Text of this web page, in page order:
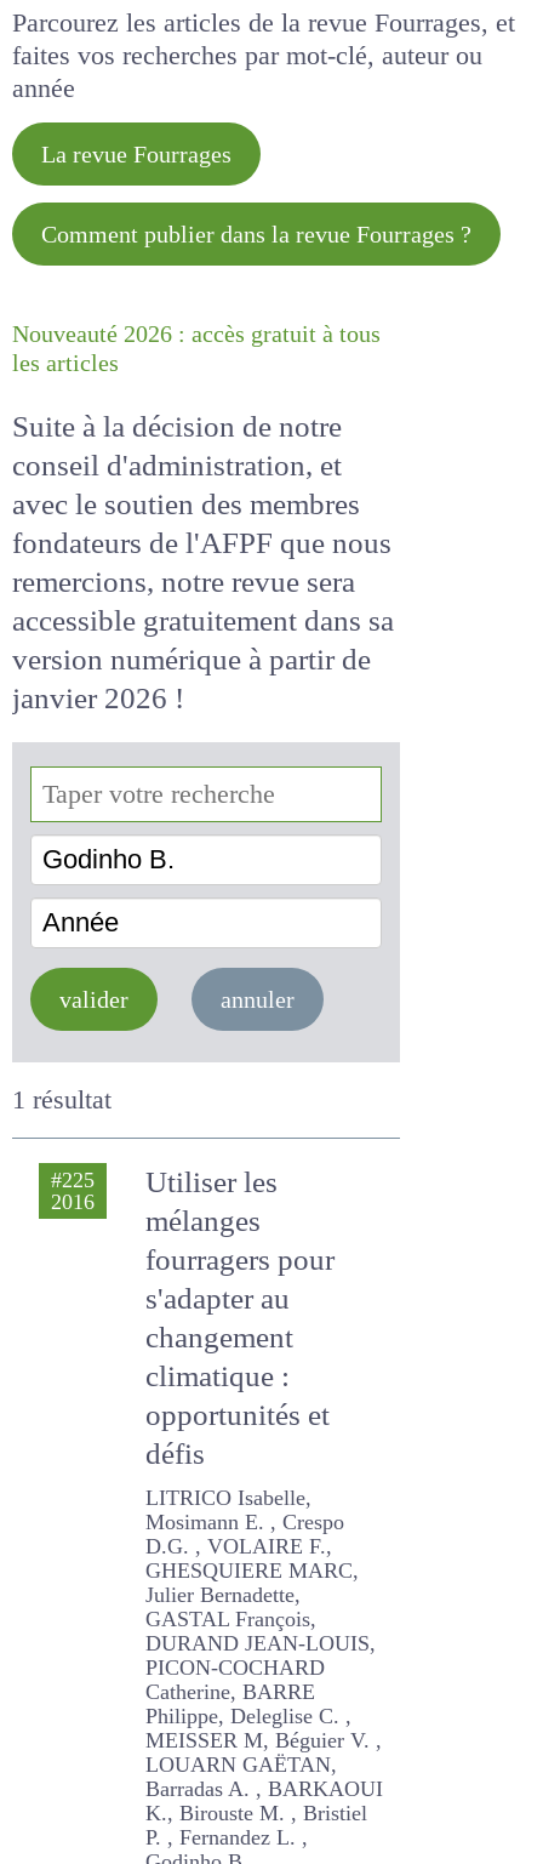
Parcourez les articles de la revue Fourrages, et
faites vos recherches par mot-clé, auteur ou
année
La revue Fourrages
Comment publier dans la revue
Nouveauté 2026 : accès gratuit à
Suite à la décision de notre
conseil d'administration, et
avec le soutien des membres
fondateurs de l'AFPF que nous
remercions, notre revue sera
accessiblegratuitementdans
sa version numérique
de janvier 2026 !
Godinho B.
valider annuler
1 résultat
#225
Utiliser les
mélanges
fourragers pour
s'adapter au
changement
climatique :
opportunités et
défis
LITRICO Isabelle,
Mosimann E. , Crespo D.G. ,
VOLAIRE F., GHESQUIERE
MARC, Julier Bernadette,
GASTAL François, DURAND
JEAN-LOUIS, PICON-
COCHARD Catherine,
BARRE Philippe, Deleglise
C. , MEISSER M, Béguier V. ,
LOUARN GAËTAN, Barradas
A. , BARKAOUI K., Birouste
M. , Bristiel P. , Fernandez L.
, Godinho B. , HERNANDEZ
PAULINE, Roumet C.